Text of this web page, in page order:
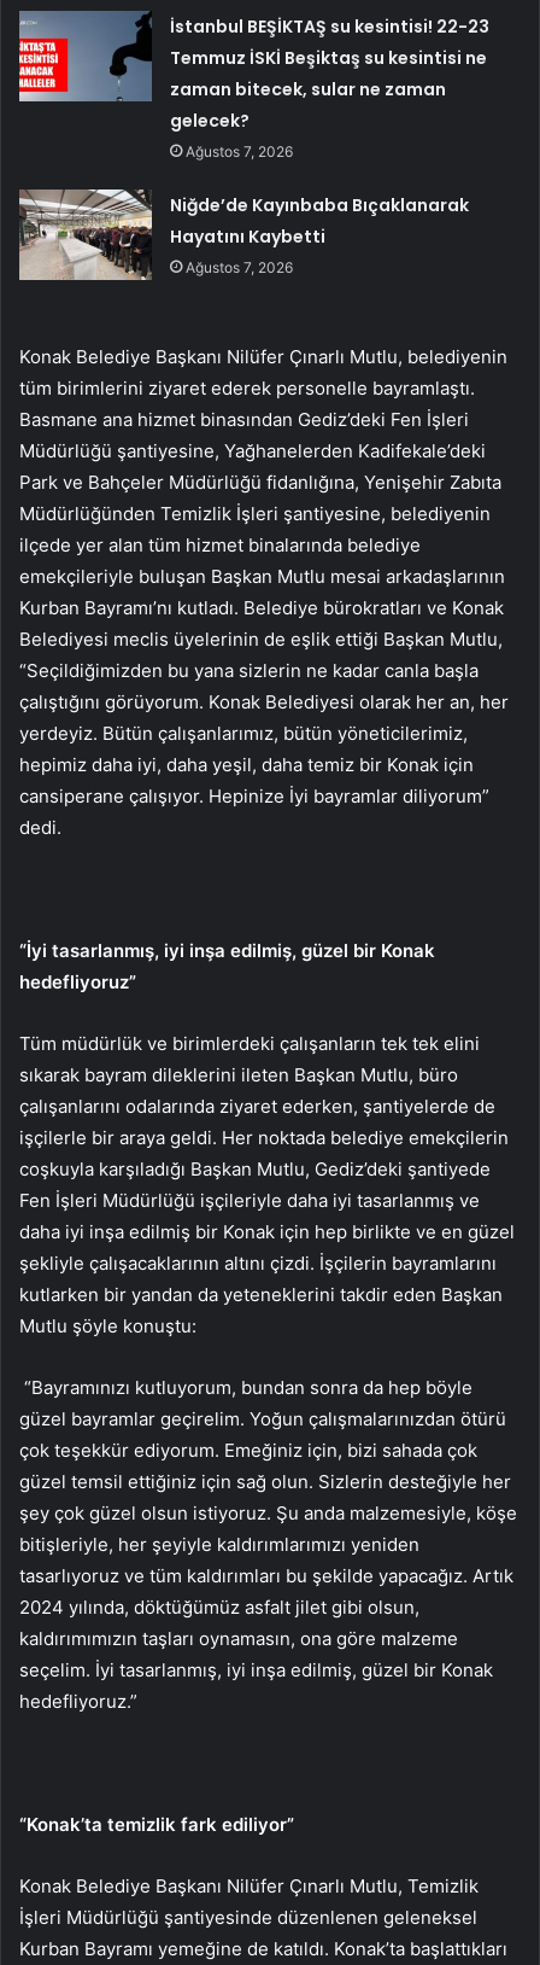
İstanbul BEŞİKTAŞ su kesintisi! 22-23
Temmuz İSKİ Beşiktaş su kesintisi ne
zaman bitecek, sular ne zaman
gelecek?
Ağustos 7, 2026
Niğde’de Kayınbaba Bıçaklanarak
Hayatını Kaybetti
Ağustos 7, 2026
Konak Belediye Başkanı Nilüfer Çınarlı Mutlu, belediyenin
tüm birimlerini ziyaret ederek personelle bayramlaştı.
Basmane ana hizmet binasından Gediz’deki Fen İşleri
Müdürlüğü şantiyesine, Yağhanelerden Kadifekale’deki
Park ve Bahçeler Müdürlüğü fidanlığına, Yenişehir Zabıta
Müdürlüğünden Temizlik İşleri şantiyesine, belediyenin
ilçede yer alan tüm hizmet binalarında belediye
emekçileriyle buluşan Başkan Mutlu mesai arkadaşlarının
Kurban Bayramı’nı kutladı. Belediye bürokratları ve Konak
Belediyesi meclis üyelerinin de eşlik ettiği Başkan Mutlu,
“Seçildiğimizden bu yana sizlerin ne kadar canla başla
çalıştığını görüyorum. Konak Belediyesi olarak her an, her
yerdeyiz. Bütün çalışanlarımız, bütün yöneticilerimiz,
hepimiz daha iyi, daha yeşil, daha temiz bir Konak için
cansiperane çalışıyor. Hepinize İyi bayramlar diliyorum”
dedi.
“İyi tasarlanmış, iyi inşa edilmiş, güzel bir Konak
hedefliyoruz”
Tüm müdürlük ve birimlerdeki çalışanların tek tek elini
sıkarak bayram dileklerini ileten Başkan Mutlu, büro
çalışanlarını odalarında ziyaret ederken, şantiyelerde de
işçilerle bir araya geldi. Her noktada belediye emekçilerin
coşkuyla karşıladığı Başkan Mutlu, Gediz’deki şantiyede
Fen İşleri Müdürlüğü işçileriyle daha iyi tasarlanmış ve
daha iyi inşa edilmiş bir Konak için hep birlikte ve en güzel
şekliyle çalışacaklarının altını çizdi. İşçilerin bayramlarını
kutlarken bir yandan da yeteneklerini takdir eden Başkan
Mutlu şöyle konuştu:
“Bayramınızı kutluyorum, bundan sonra da hep böyle
güzel bayramlar geçirelim. Yoğun çalışmalarınızdan ötürü
çok teşekkür ediyorum. Emeğiniz için, bizi sahada çok
güzel temsil ettiğiniz için sağ olun. Sizlerin desteğiyle her
şey çok güzel olsun istiyoruz. Şu anda malzemesiyle, köşe
bitişleriyle, her şeyiyle kaldırımlarımızı yeniden
tasarlıyoruz ve tüm kaldırımları bu şekilde yapacağız. Artık
2024 yılında, döktüğümüz asfalt jilet gibi olsun,
kaldırımımızın taşları oynamasın, ona göre malzeme
seçelim. İyi tasarlanmış, iyi inşa edilmiş, güzel bir Konak
hedefliyoruz.”
“Konak’ta temizlik fark ediliyor”
Konak Belediye Başkanı Nilüfer Çınarlı Mutlu, Temizlik
İşleri Müdürlüğü şantiyesinde düzenlenen geleneksel
Kurban Bayramı yemeğine de katıldı. Konak’ta başlattıkları